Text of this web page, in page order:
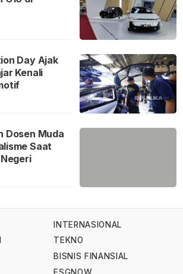
Day Ajak
Kenali
Dosen Muda
Saat
INTERNASIONAL
TEKNO
BISNIS FINANSIAL
ESGNOW